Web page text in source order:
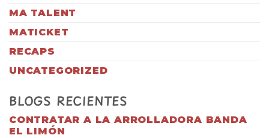
MA TALENT
MATICKET
RECAPS
UNCATEGORIZED
BLOGS RECIENTES
CONTRATAR A LA ARROLLADORA BANDA
EL LIMÓN